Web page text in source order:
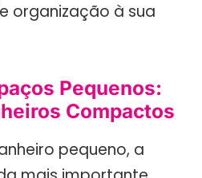
organização à sua
Pequenos:
Compactos
pequeno, a